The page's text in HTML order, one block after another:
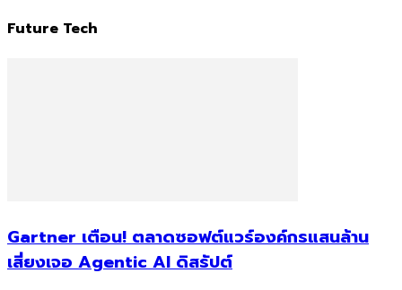
Future Tech
Gartner เตือน! ตลาดซอฟต์แวร์องค์กรแสนล้าน
เสี่ยงเจอ Agentic AI ดิสรัปต์